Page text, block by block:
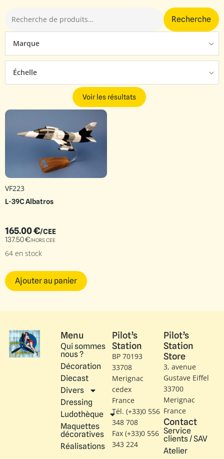
Recherche
Marque
Échelle
Voir les résultats
VF223
L-39C Albatros
165.00€/CEE
137.50€/HORS CEE
64 en stock
Ajouter au panier
Menu
Qui sommes
nous ?
Décoration
Diecast
Divers
Dressing
Ludothèque
Maquettes
décoratives
Réalisations
Pilot’s
Station
BP 70193
33708
Merignac
cedex
France
Tél. (+33)0 556
348 708
Fax (+33)0 556
343 224
Pilot’s
Station
Store
3, avenue
Gustave Eiffel​
33700
Merignac
France
Contact
Service
clients / SAV
Atelier